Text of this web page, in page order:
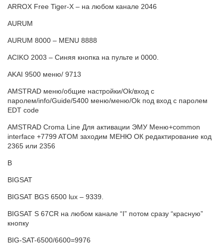
ARROX Free Tiger-X – на любом канале 2046
AURUM
AURUM 8000 – MENU 8888
ACIKO 2003 – Синяя кнопка на пульте и 0000.
AKAI 9500 меню/ 9713
AMSTRAD меню/общие настройки/Ok/вход с
паролем/info/Guide/5400 меню/меню/Ok под вход с паролем
EDT code
AMSTRAD Croma Line Для активации ЭМУ Меню+common
interface +7799 ATOM заходим МЕНЮ ОК редактирование код
2365 или 2356
B
BIGSAT
BIGSAT BGS 6500 lux – 9339.
BIGSAT S 67CR на любом канале “I” потом сразу “красную”
кнопку
BIG-SAT-6500/6600=9976